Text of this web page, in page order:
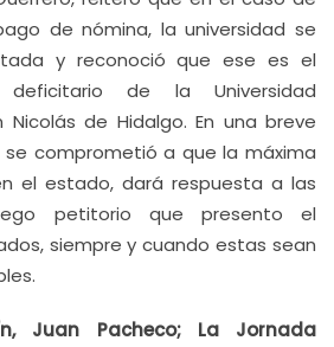
de nómina, la universidad se
y reconoció que ese es el
de la Universidad
Nicolás de Hidalgo. En una breve
comprometió a que la máxima
el estado, dará respuesta a las
petitorio que presento el
siempre y cuando estas sean
Juan Pacheco; La Jornada